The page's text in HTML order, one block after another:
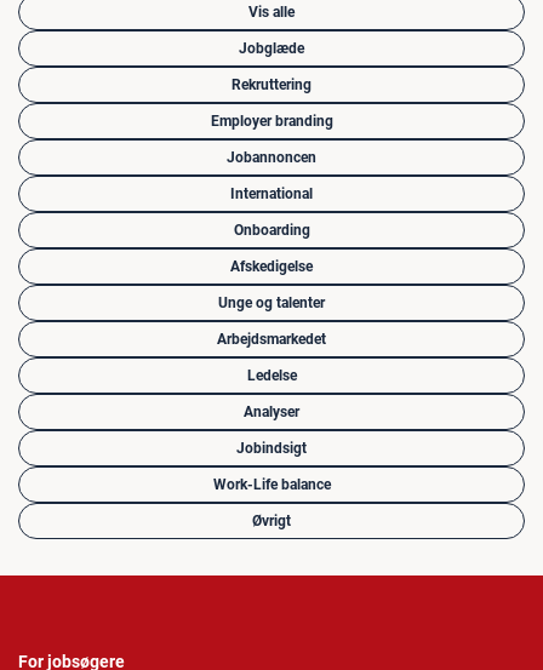
Vis alle
Jobglæde
Rekruttering
Employer branding
Jobannoncen
International
Onboarding
Afskedigelse
Unge og talenter
Arbejdsmarkedet
Ledelse
Analyser
Jobindsigt
Work-Life balance
Øvrigt
For jobsøgere